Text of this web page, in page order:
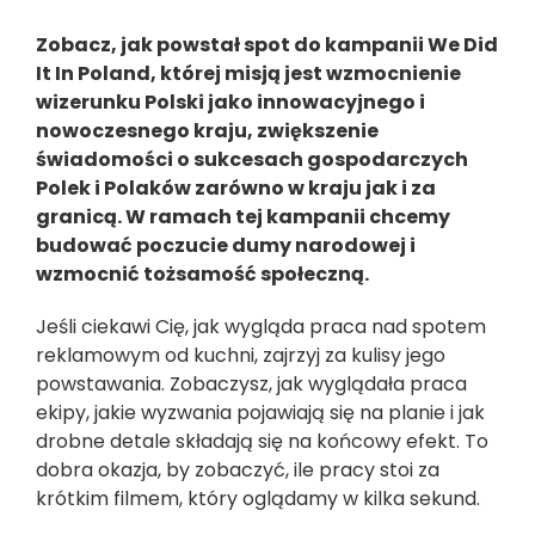
Zobacz, jak powstał spot do kampanii We Did
It In Poland, której misją jest wzmocnienie
wizerunku Polski jako innowacyjnego i
nowoczesnego kraju, zwiększenie
świadomości o sukcesach gospodarczych
Polek i Polaków zarówno w kraju jak i za
granicą. W ramach tej kampanii chcemy
budować poczucie dumy narodowej i
wzmocnić tożsamość społeczną.
Jeśli ciekawi Cię, jak wygląda praca nad spotem
reklamowym od kuchni, zajrzyj za kulisy jego
powstawania. Zobaczysz, jak wyglądała praca
ekipy, jakie wyzwania pojawiają się na planie i jak
drobne detale składają się na końcowy efekt. To
dobra okazja, by zobaczyć, ile pracy stoi za
krótkim filmem, który oglądamy w kilka sekund.